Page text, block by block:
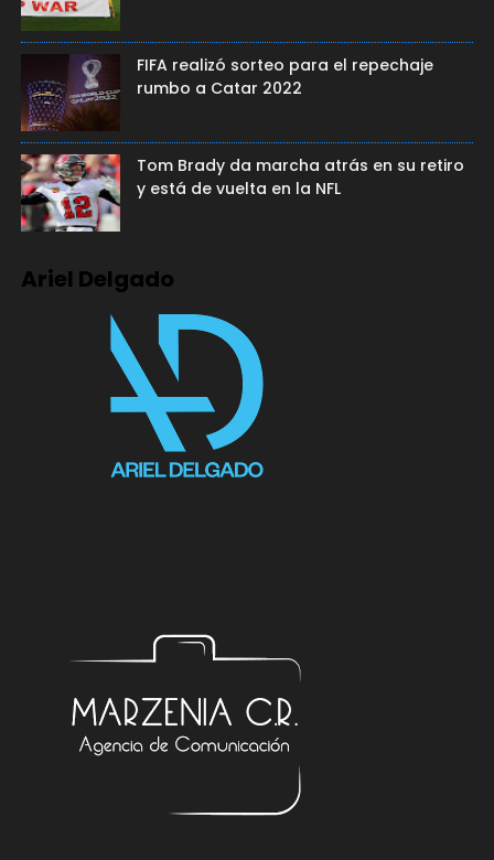
FIFA realizó sorteo para el repechaje
rumbo a Catar 2022
Tom Brady da marcha atrás en su retiro
y está de vuelta en la NFL
Ariel Delgado